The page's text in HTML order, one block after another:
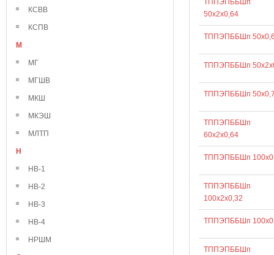
КСВВ
КСПВ
М
МГ
МГШВ
МКШ
МКЭШ
МЛТП
Н
НВ-1
НВ-2
НВ-3
НВ-4
НРШМ
ТППЭПББШп
50х2х0,64
ТППЭПББШп
ТППЭПББШп
ТППЭПББШп
ТППЭПББШп
60х2х0,64
ТППЭПББШп
ТППЭПББШп
100х2х0,32
ТППЭПББШп
ТППЭПББШп